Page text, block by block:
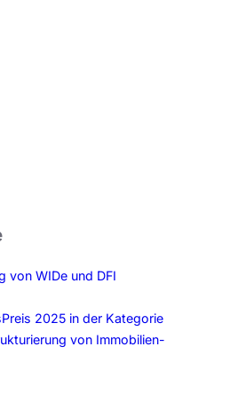
von WIDe und DFI
2025 in der Kategorie
von Immobilien-